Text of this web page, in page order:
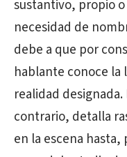
sustantivo, propio
necesidad de
debe a que por
hablante conoce la
realidad
contrario, detalla
en la escena